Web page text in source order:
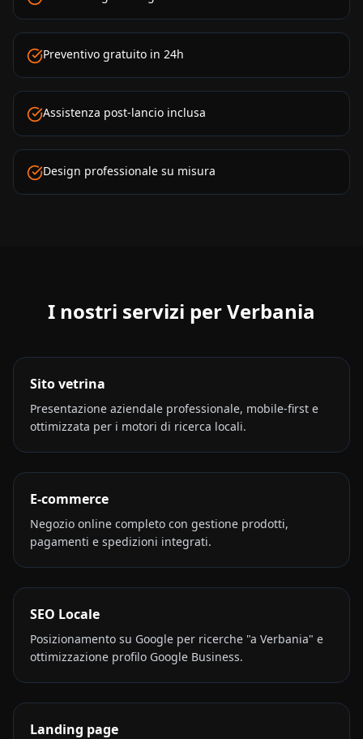
Preventivo gratuito in 24h
Assistenza post-lancio inclusa
Design professionale su misura
I nostri servizi perVerbania
Sito vetrina
Presentazione aziendale professionale, mobile-first e
ottimizzata per i motori di ricerca locali.
E-commerce
Negozio online completo con gestione prodotti,
pagamenti e spedizioni integrati.
SEO Locale
Posizionamento su Google per ricerche "a Verbania" e
ottimizzazione profilo Google Business.
Landing page